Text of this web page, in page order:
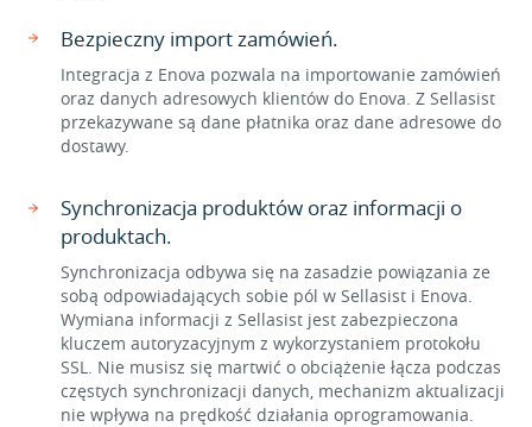
Bezpieczny import zamówień.
Integracja z Enova pozwala na importowanie zamówień
oraz danych adresowych klientów do Enova. Z Sellasist
przekazywane są dane płatnika oraz dane adresowe do
dostawy.
Synchronizacja produktów oraz informacji o
produktach.
Synchronizacja odbywa się na zasadzie powiązania ze
sobą odpowiadających sobie pól w Sellasist i Enova.
Wymiana informacji z Sellasist jest zabezpieczona
kluczem autoryzacyjnym z wykorzystaniem protokołu
SSL. Nie musisz się martwić o obciążenie łącza podczas
częstych synchronizacji danych, mechanizm aktualizacji
nie wpływa na prędkość działania oprogramowania.